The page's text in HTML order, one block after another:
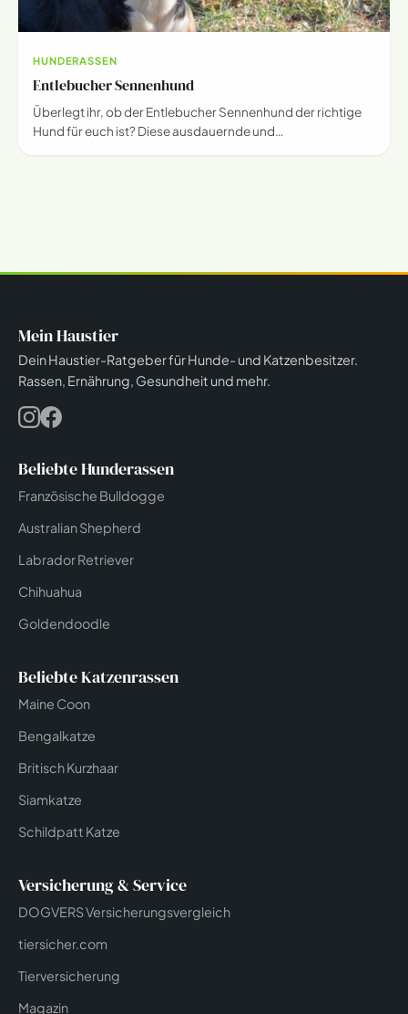
HUNDERASSEN
Entlebucher Sennenhund
Überlegt ihr, ob der Entlebucher Sennenhund der richtige
Hund für euch ist? Diese ausdauernde und…
Mein Haustier
Dein Haustier-Ratgeber für Hunde- und Katzenbesitzer.
Rassen, Ernährung, Gesundheit und mehr.
Beliebte Hunderassen
Französische Bulldogge
Australian Shepherd
Labrador Retriever
Chihuahua
Goldendoodle
Beliebte Katzenrassen
Maine Coon
Bengalkatze
Britisch Kurzhaar
Siamkatze
Schildpatt Katze
Versicherung & Service
DOGVERS Versicherungsvergleich
tiersicher.com
Tierversicherung
Magazin